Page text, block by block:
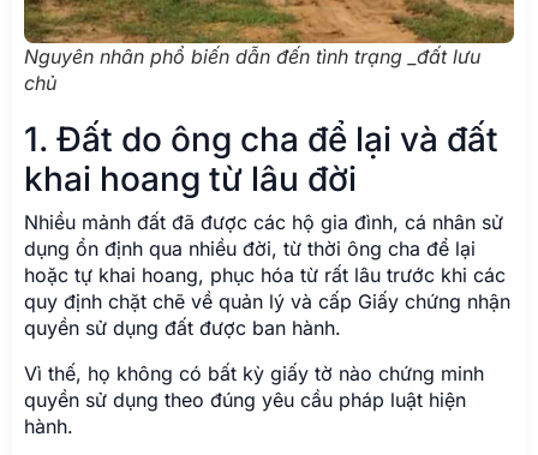
Nguyên nhân phổ biến dẫn đến tình trạng _đất lưu
chủ
1. Đất do ông cha để lại và đất
khai hoang từ lâu đời
Nhiều mảnh đất đã được các hộ gia đình, cá nhân sử
dụng ổn định qua nhiều đời, từ thời ông cha để lại
hoặc tự khai hoang, phục hóa từ rất lâu trước khi các
quy định chặt chẽ về quản lý và cấp Giấy chứng nhận
quyền sử dụng đất được ban hành.
Vì thế, họ không có bất kỳ giấy tờ nào chứng minh
quyền sử dụng theo đúng yêu cầu pháp luật hiện
hành.